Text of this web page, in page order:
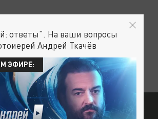
ответы". На ваши вопросы
Андрей Ткачёв
ЭФИРЕ: